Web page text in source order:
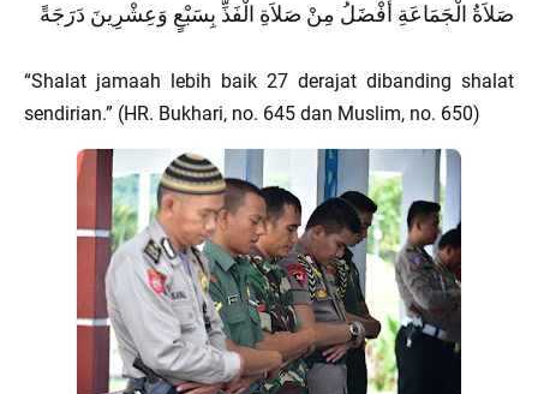
صَلاَةُ الْجَمَاعَةِ أَفْضَلُ مِنْ صَلاَةِ الْفَذِّ بِسَبْعٍ وَعِشْرِينَ دَرَجَةً
“Shalat jamaah lebih baik 27 derajat dibanding shalat
sendirian.” (HR. Bukhari, no. 645 dan Muslim, no. 650)